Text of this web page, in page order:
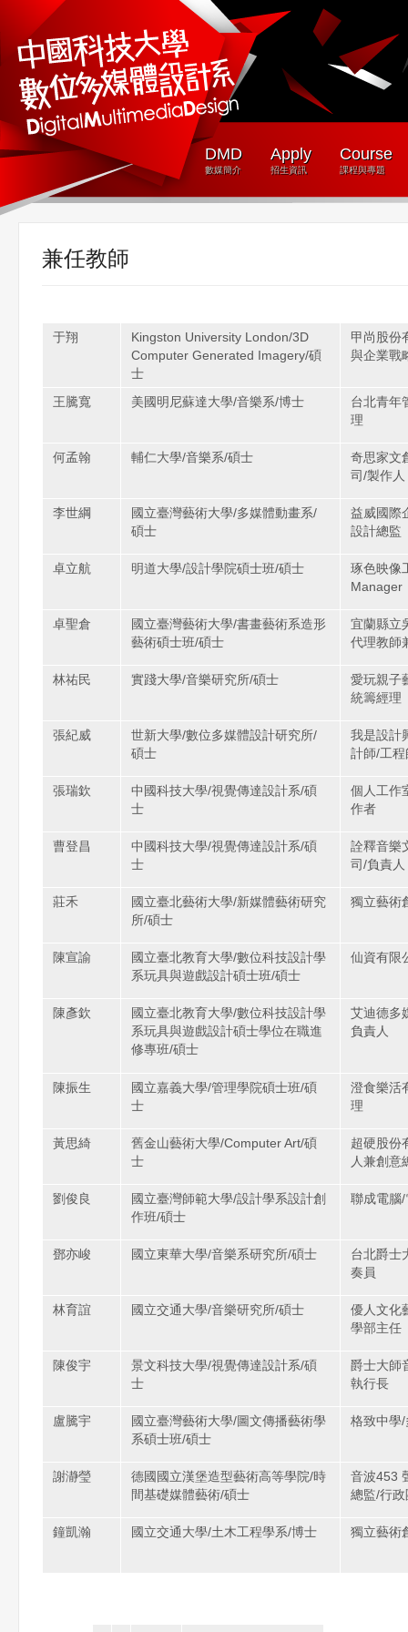
DMD
數媒簡介
Apply
招生資訊
Course
課程與專題
兼任教師
于翔
Kingston University London/3D
Computer Generated Imagery/碩
士
甲尚股份
與企業戰
王騰寬 美國明尼蘇達大學/音樂系/博士
台北青年
理
何孟翰 輔仁大學/音樂系/碩士
奇思家文
司/製作人
李世綱
國立臺灣藝術大學/多媒體動畫系/
碩士
益威國際
設計總監
卓立航 明道大學/設計學院碩士班/碩士
琢色映像
Manager
卓聖倉
國立臺灣藝術大學/書畫藝術系造形
藝術碩士班/碩士
宜蘭縣立
代理教師
林祐民 實踐大學/音樂研究所/碩士
愛玩親子
統籌經理
張紀威
世新大學/數位多媒體設計研究所/
碩士
我是設計
計師/工程
張瑞欽
中國科技大學/視覺傳達設計系/碩
士
個人工作
作者
曹登昌
中國科技大學/視覺傳達設計系/碩
士
詮釋音樂
司/負責人
莊禾
國立臺北藝術大學/新媒體藝術研究
所/碩士
獨立藝術
陳宣諭
國立臺北教育大學/數位科技設計學
系玩具與遊戲設計碩士班/碩士
仙資有限
陳彥欽
國立臺北教育大學/數位科技設計學
系玩具與遊戲設計碩士學位在職進
修專班/碩士
艾迪德多
負責人
陳振生
國立嘉義大學/管理學院碩士班/碩
士
澄食樂活
理
黃思綺
舊金山藝術大學/Computer Art/碩
士
超硬股份
人兼創意
劉俊良
國立臺灣師範大學/設計學系設計創
作班/碩士
聯成電腦
鄧亦峻 國立東華大學/音樂系研究所/碩士
台北爵士
奏員
林育誼 國立交通大學/音樂研究所/碩士
優人文化
學部主任
陳俊宇
景文科技大學/視覺傳達設計系/碩
士
爵士大師
執行長
盧騰宇
國立臺灣藝術大學/圖文傳播藝術學
系碩士班/碩士
格致中學
謝瀞瑩
德國國立漢堡造型藝術高等學院/時
間基礎媒體藝術/碩士
音波453
總監/行
鐘凱瀚 國立交通大學/土木工程學系/博士 獨立藝術